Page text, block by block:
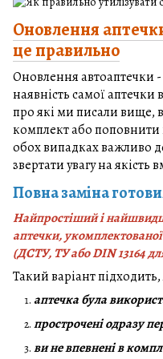
Оновлення
це правильно
Оновлення автоаптечки
наявність самої аптечки
про які ми писали вище,
комплект або
обох випадках важливо
звертати увагу на якість
Повна заміна
Найпростіший і
аптечки,
(ДСТУ, ТУ або DIN 13164
Такий варіант
аптечка була
прострочені одразу
ви не впевнені в